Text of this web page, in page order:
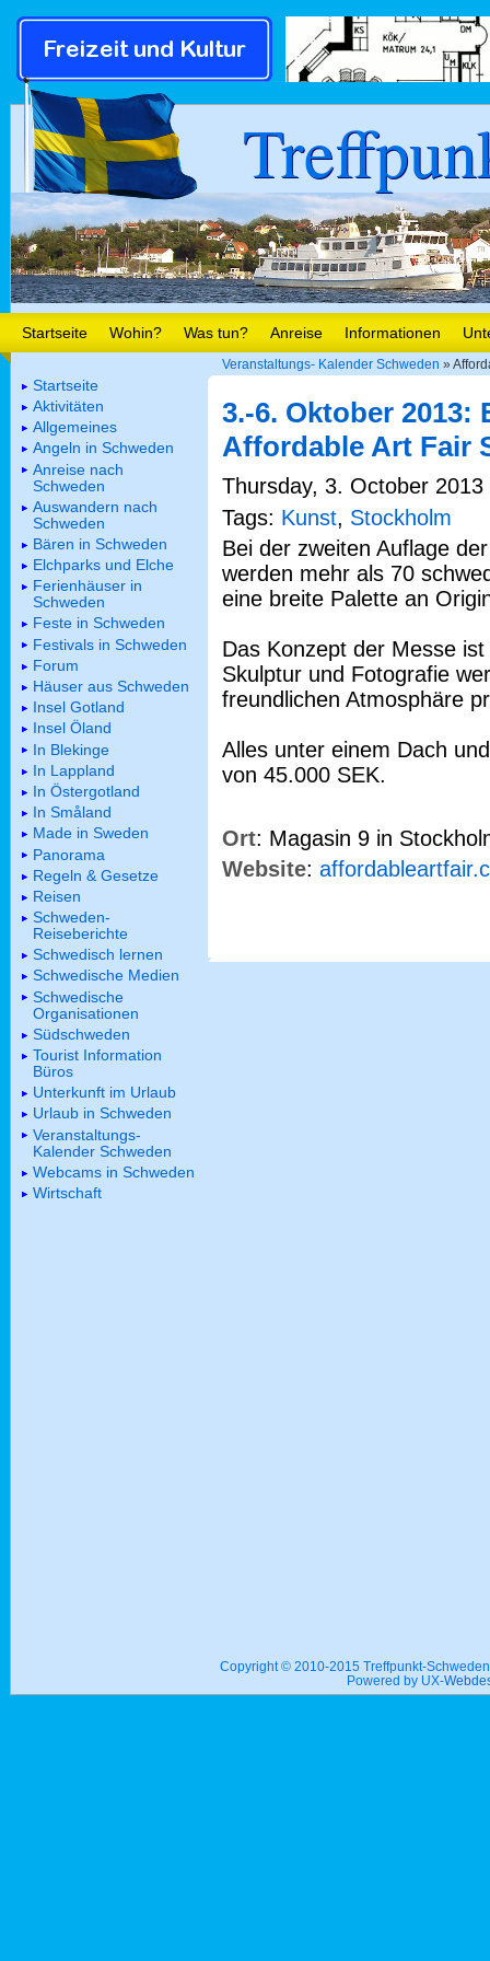
Startseite Wohin? Was tun? Anreise Informationen
Veranstaltungs- Kalender Schweden »
3.-6. Oktober
Affordable Art Fair
Thursday, 3. October
Tags: Kunst, Stockholm
Bei der zweiten Auflage
werden mehr als 70
eine breite Palette an
Das Konzept der Messe
Skulptur und Fotografie
freundlichen Atmosphäre
Alles unter einem Dach
von 45.000 SEK.
Ort: Magasin 9 in
Website:
Startseite
Aktivitäten
Allgemeines
Angeln in Schweden
Anreise nach
Schweden
Auswandern nach
Schweden
Bären in Schweden
Elchparks und Elche
Ferienhäuser in
Schweden
Feste in Schweden
Festivals in Schweden
Forum
Häuser aus Schweden
Insel Gotland
Insel Öland
In Blekinge
In Lappland
In Östergotland
In Småland
Made in Sweden
Panorama
Regeln & Gesetze
Reisen
Schweden-
Reiseberichte
Schwedisch lernen
Schwedische Medien
Schwedische
Organisationen
Südschweden
Tourist Information
Büros
Unterkunft im Urlaub
Urlaub in Schweden
Veranstaltungs-
Kalender Schweden
Webcams in Schweden
Wirtschaft
Copyright © 2010-2015 Treffpunkt-
Powered by UX-